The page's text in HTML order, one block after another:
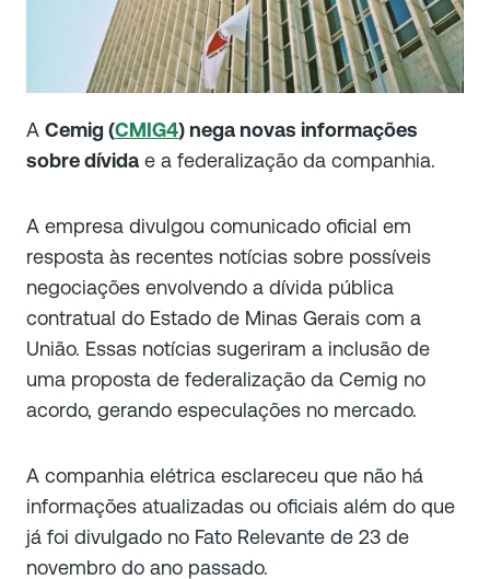
A Cemig (CMIG4) nega novas informações
sobre dívida e a federalização da companhia.
A empresa divulgou comunicado oficial em
resposta às recentes notícias sobre possíveis
negociações envolvendo a dívida pública
contratual do Estado de Minas Gerais com a
União. Essas notícias sugeriram a inclusão de
uma proposta de federalização da Cemig no
acordo, gerando especulações no mercado.
A companhia elétrica esclareceu que não há
informações atualizadas ou oficiais além do que
já foi divulgado no Fato Relevante de 23 de
novembro do ano passado.